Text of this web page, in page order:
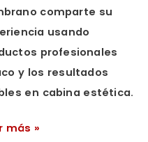
comparte su
usando
profesionales
y los resultados
en cabina estética.
más »